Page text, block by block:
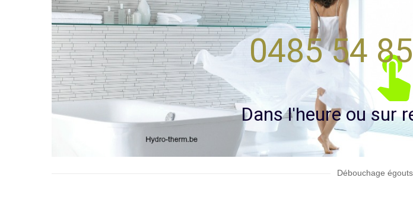
0485 54
Dans l'heure ou sur r
Débouchage